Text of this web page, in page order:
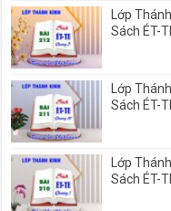
Lớp
Sách ÉT-
Lớp
Sách ÉT-
Lớp
Sách ÉT-